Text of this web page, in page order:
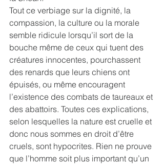
Tout ce verbiage sur la dignité, la
compassion, la culture ou la morale
semble ridicule lorsqu’il sort de la
bouche même de ceux qui tuent des
créatures innocentes, pourchassent
des renards que leurs chiens ont
épuisés, ou même encouragent
l’existence des combats de taureaux et
des abattoirs. Toutes ces explications,
selon lesquelles la nature est cruelle et
donc nous sommes en droit d’être
cruels, sont hypocrites. Rien ne prouve
que l’homme soit plus important qu’un